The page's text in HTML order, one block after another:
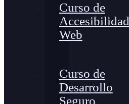
Curso de
Accesibilidad
Web
Curso de
Desarrollo
Seguro